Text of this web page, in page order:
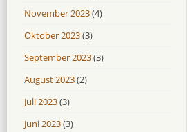
November 2023(4)
Oktober 2023(3)
September 2023(3)
August 2023(2)
Juli 2023(3)
Juni 2023(3)